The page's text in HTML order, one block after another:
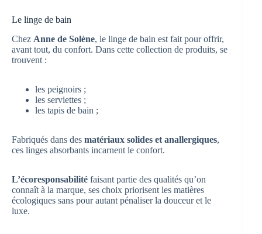
Le linge de bain
Chez Anne de Solène, le linge de bain est fait pour offrir,
avant tout, du confort. Dans cette collection de produits, se
trouvent :
les peignoirs ;
les serviettes ;
les tapis de bain ;
Fabriqués dans des matériaux solides et anallergiques,
ces linges absorbants incarnent le confort.
L’écoresponsabilité faisant partie des qualités qu’on
connaît à la marque, ses choix priorisent les matières
écologiques sans pour autant pénaliser la douceur et le
luxe.